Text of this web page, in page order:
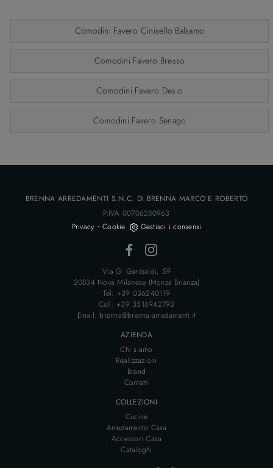
Comodini Favero Cinisello Balsamo
Comodini Favero Bresso
Comodini Favero Desio
Comodini Favero Senago
BRENNA ARREDAMENTI S.N.C. DI BRENNA MARCO E ROBERTO
P.IVA 00706280963
Privacy -Cookie Gestisci i consensi
Via G. Garibaldi, 59
20834 Nova Milanese (Monza Brianza)
Tel: +39 036240119
Cell: +39 3516942793
Email: brenna@brenna-arredamenti.it
AZIENDA
Chi siamo
Realizzazioni
Brand
Contatti
COLLEZIONI
Cucine
Arredamento Casa
Accessori Casa
Cataloghi